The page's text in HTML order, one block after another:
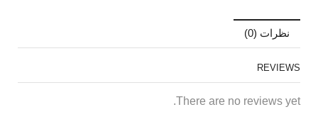
نظرات (0)
REVIEWS
There are no reviews yet.